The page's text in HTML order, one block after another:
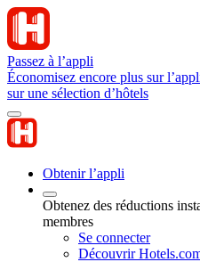
Passez à l’appli
Économisez encore plus sur
sur une sélection d’hôtels
Obtenir l’appli
Obtenez des réductions
membres
Se connecter
Découvrir